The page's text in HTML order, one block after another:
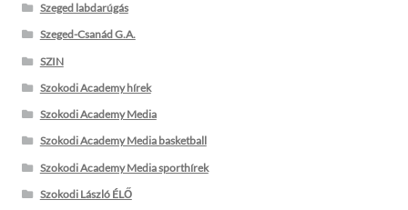
Szeged labdarúgás
Szeged-Csanád G.A.
SZIN
Szokodi Academy hírek
Szokodi Academy Media
Szokodi Academy Media basketball
Szokodi Academy Media sporthírek
Szokodi László ÉLŐ